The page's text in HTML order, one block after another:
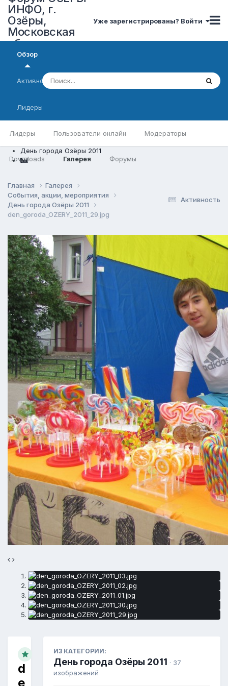
ИНФО, г.
Озёры,
Московская
область
Уже зарегистрированы? Войти
Обзор
Лидеры Пользователи онлайн Модераторы
Downloads Галерея Форумы
Активность
Лидеры
День города Озёры 2011
Активность
Главная
Галерея
События, акции, мероприятия
День города Озёры 2011
den_goroda_OZERY_2011_29.jpg
d
e
ИЗ КАТЕГОРИИ:
День города Озёры 2011 · 37
изображений